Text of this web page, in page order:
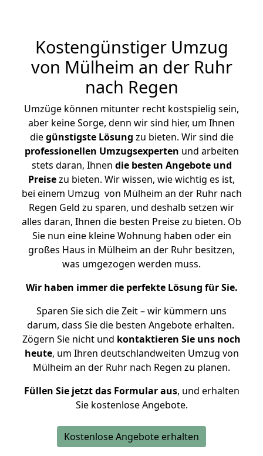
Kostengünstiger Umzug
von Mülheim an der Ruhr
nach Regen
Umzüge können mitunter recht kostspielig sein,
aber keine Sorge, denn wir sind hier, um Ihnen
diegünstigste Lösung zu bieten. Wir sind die
professionellen Umzugsexperten und arbeiten
stets daran, Ihnen die besten Angebote und
Preisezu bieten. Wir wissen, wie wichtig es ist,
bei einem Umzug von Mülheim an der Ruhr nach
Regen Geld zu sparen, und deshalb setzen wir
alles daran, Ihnen die besten Preise zu bieten. Ob
Sie nun eine kleine Wohnung haben oder ein
großes Haus in Mülheim an der Ruhr besitzen,
was umgezogen werden muss.
Wir haben immer die perfekte Lösung für Sie.
Sparen Sie sich die Zeit – wir kümmern uns
darum, dass Sie die besten Angebote erhalten.
Zögern Sie nicht und kontaktieren Sie uns noch
heute, um Ihren deutschlandweiten Umzug von
Mülheim an der Ruhr nach Regen zu planen.
Füllen Sie jetzt das Formular aus, und erhalten
Sie kostenlose Angebote.
Kostenlose Angebote erhalten